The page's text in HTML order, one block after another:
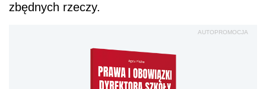
zbędnych rzeczy.
AUTOPROMOCJA